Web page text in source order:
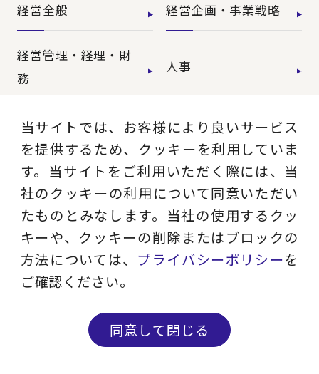
経営全般 経営企画・事業戦略
経営管理・経理・財
務
人事
広報・CSR IT・デジタル
営業・マーケティン
グ
設計・開発・生産・
調達
【特集】会計システ
ム刷新
【特集】CFO革新
年の基幹システム
当サイトでは、お客様により良いサービス
を提供するため、クッキーを利用していま
す。当サイトをご利用いただく際には、当
社のクッキーの利用について同意いただい
たものとみなします。当社の使用するクッ
キーや、クッキーの削除またはブロックの
方法については、 プライバシーポリシーを
ご確認ください。
同意して閉じる